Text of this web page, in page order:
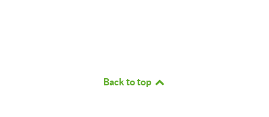
Back to top